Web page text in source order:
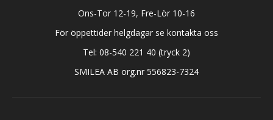
Ons-Tor 12-19, Fre-Lör 10-16
För öppettider helgdagar se kontakta oss
Tel: 08-540 221 40 (tryck 2)
SMILEA AB org.nr 556823-7324